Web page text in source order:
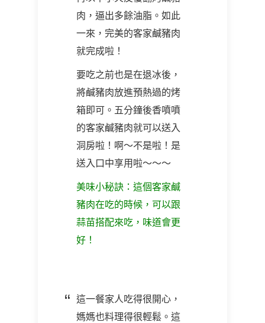
肉，逼出多餘油脂。如此
一來，完美的客家鹹豬肉
就完成啦！
要吃之前也是在退冰後，
將鹹豬肉放進預熱過的烤
箱即可。五分鐘後香噴噴
的客家鹹豬肉就可以送入
洞房啦！啊～不是啦！是
送入口中享用啦～～～
美味小秘訣：這個客家鹹
豬肉在吃的時候，可以跟
蒜苗搭配來吃，味道會更
好！
這一餐家人吃得很開心，
媽媽也料理得很輕鬆。這